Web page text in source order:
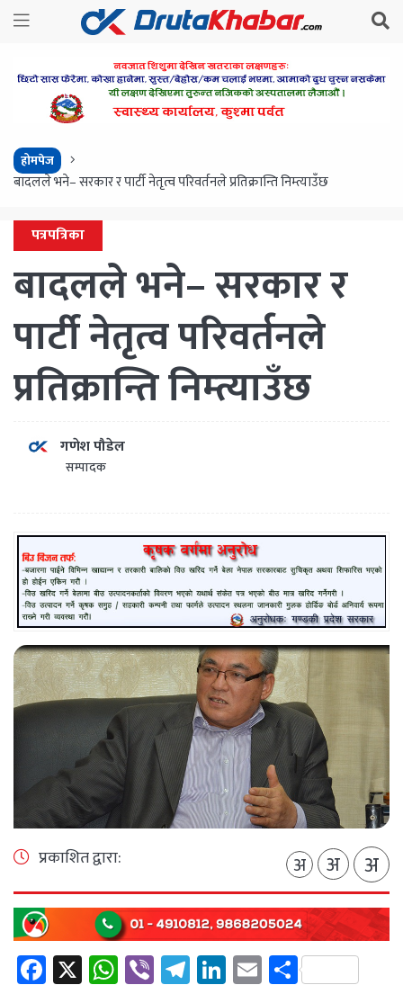
होमपेज
बादलले भने– सरकार र पार्टी नेतृत्व परिवर्तनले प्रतिक्रान्ति निम्त्याउँछ
पत्रपत्रिका
बादलले भने– सरकार र
पार्टी नेतृत्व परिवर्तनले
प्रतिक्रान्ति निम्त्याउँछ
गणेश पौडेल
सम्पादक
प्रकाशित द्वारा: अ अ अ
Facebook
X WhatsApp
ViberTelegram
LinkedIn
EmailShare